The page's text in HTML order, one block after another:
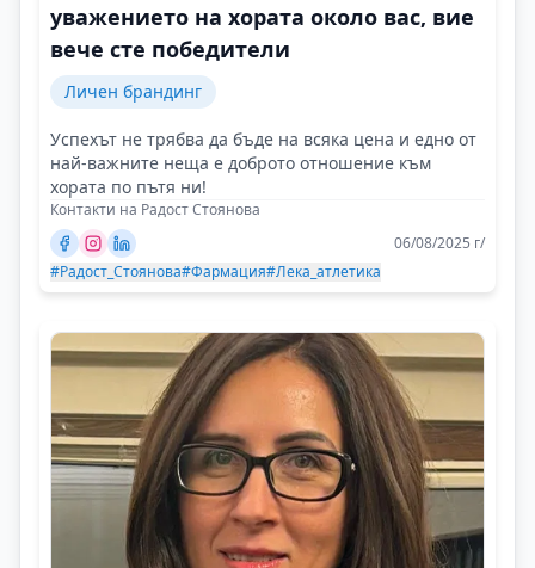
уважението на хората около вас, вие
вече сте победители
Личен брандинг
Успехът не трябва да бъде на всяка цена и едно от
най-важните неща е доброто отношение към
хората по пътя ни!
Контакти на Радост Стоянова
06/08/2025 г/
#Радост_Стоянова#Фармация#Лека_атлетика